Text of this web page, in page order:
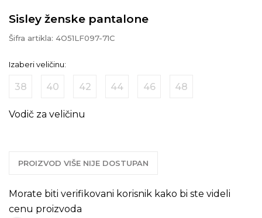
Sisley ženske pantalone
Šifra artikla: 4O51LF097-71C
Izaberi veličinu:
38 40 42 44 46 48
Vodič za veličinu
PROIZVOD VIŠE NIJE DOSTUPAN
Morate biti verifikovani korisnik kako bi ste videli
cenu proizvoda